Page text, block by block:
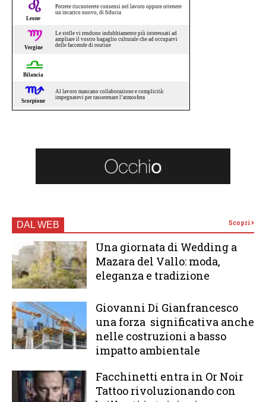
DAL WEB Scopri
Una giornata di Wedding a
Mazara del Vallo: moda,
eleganza e tradizione
Giovanni Di Gianfrancesco
una forza significativa anche
nelle costruzioni a basso
impatto ambientale
Facchinetti entra in Or Noir
Tattoo rivoluzionando con